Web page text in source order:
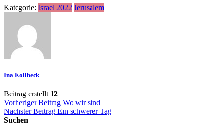
Kategorie: Israel 2022 Jerusalem
Ina Kollbeck
Beitrag erstellt 12
Beitragsnavigation
Vorheriger Beitrag Wo wir sind
Nächster Beitrag Ein schwerer Tag
Suchen